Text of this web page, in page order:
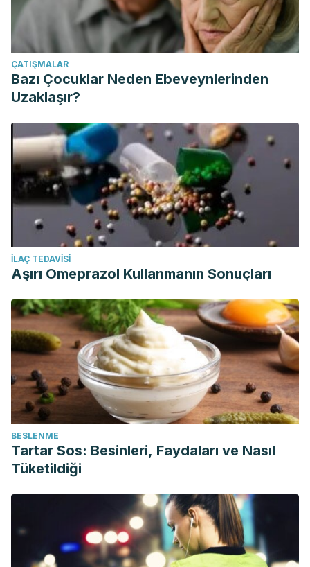
ÇATIŞMALAR
Bazı Çocuklar Neden Ebeveynlerinden
Uzaklaşır?
İLAÇ TEDAVISI
Aşırı Omeprazol Kullanmanın Sonuçları
BESLENME
Tartar Sos: Besinleri, Faydaları ve Nasıl
Tüketildiği